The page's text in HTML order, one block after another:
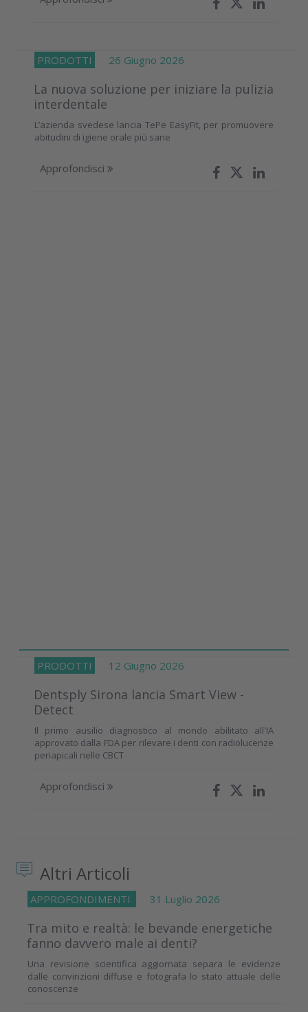
PRODOTTI 26 Giugno 2026
La nuova soluzione per iniziare la pulizia
interdentale
L’azienda svedese lancia TePe EasyFit, per promuovere
abitudini di igiene orale più sane
Approfondisci
PRODOTTI 12 Giugno 2026
Dentsply Sirona lancia Smart View -
Detect
Il primo ausilio diagnostico al mondo abilitato all'IA
approvato dalla FDA per rilevare i denti con radiolucenze
periapicali nelle CBCT
Approfondisci
Altri Articoli
APPROFONDIMENTI 31 Luglio 2026
Tra mito e realtà: le bevande energetiche
fanno davvero male ai denti?
Una revisione scientifica aggiornata separa le evidenze
dalle convinzioni diffuse e fotografa lo stato attuale delle
conoscenze